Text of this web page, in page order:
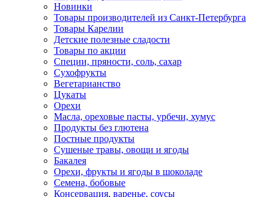
Новинки
Товары производителей из Санкт-Петербурга
Товары Карелии
Детские полезные сладости
Товары по акции
Специи, пряности, соль, сахар
Сухофрукты
Вегетарианство
Цукаты
Орехи
Масла, ореховые пасты, урбечи, хумус
Продукты без глютена
Постные продукты
Сушеные травы, овощи и ягоды
Бакалея
Орехи, фрукты и ягоды в шоколаде
Семена, бобовые
Консервация, варенье, соусы